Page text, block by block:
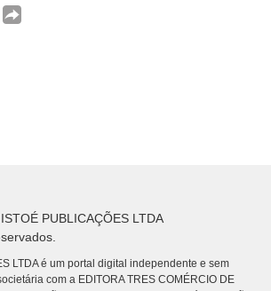
PUBLICAÇÕES LTDA
LTDA é um portal digital independente e sem
com a EDITORA TRES COMÉRCIO DE